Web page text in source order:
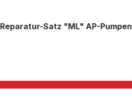
Reparatur-Satz "ML" AP-